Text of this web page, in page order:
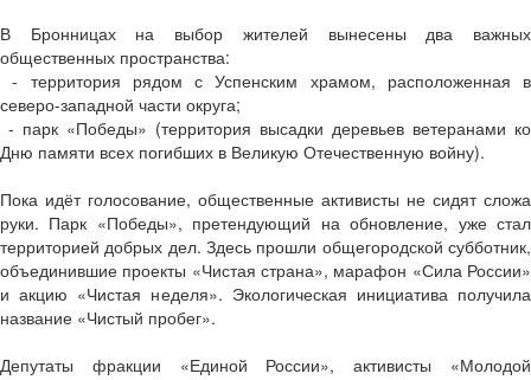
В Бронницах на выбор жителей вынесены два важных
общественных пространства:
- территория рядом с Успенским храмом, расположенная в
северо-западной части округа;
- парк «Победы» (территория высадки деревьев ветеранами ко
Дню памяти всех погибших в Великую Отечественную войну).
Пока идёт голосование, общественные активисты не сидят сложа
руки. Парк «Победы», претендующий на обновление, уже стал
территорией добрых дел. Здесь прошли общегородской субботник,
объединившие проекты «Чистая страна», марафон «Сила России»
и акцию «Чистая неделя». Экологическая инициатива получила
название «Чистый пробег».
Депутаты фракции «Единой России», активисты «Молодой